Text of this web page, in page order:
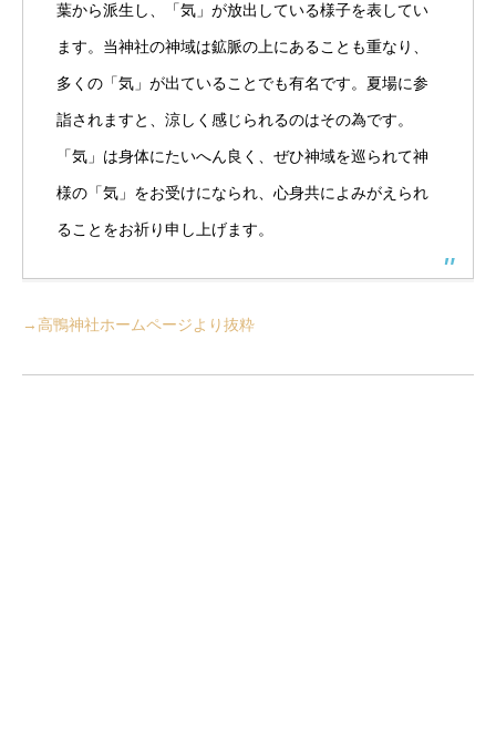
葉から派生し、「気」が放出している様子を表してい
ます。当神社の神域は鉱脈の上にあることも重なり、
多くの「気」が出ていることでも有名です。夏場に参
詣されますと、涼しく感じられるのはその為です。
「気」は身体にたいへん良く、ぜひ神域を巡られて神
様の「気」をお受けになられ、心身共によみがえられ
ることをお祈り申し上げます。
→高鴨神社ホームページより抜粋